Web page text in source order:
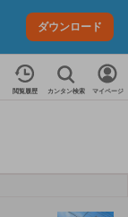
ダウンロード
閲覧履歴 カンタン検索 マイページ